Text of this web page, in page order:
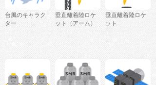
台風のキャラク
ター
垂直離着陸ロケ
ット（アーム）
垂直離着陸ロケ
ット